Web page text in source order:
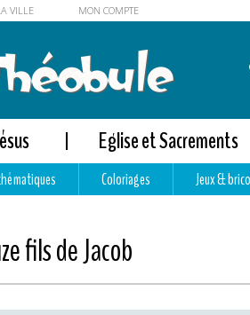
VILLE MON COMPTE
Eglise et Sacrements
Coloriages Jeux &
fils de Jacob